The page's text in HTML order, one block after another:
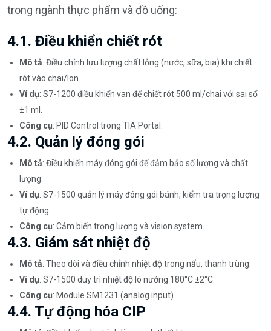
trong ngành thực phẩm và đồ uống:
4.1. Điều khiển chiết rót
Mô tả: Điều chỉnh lưu lượng chất lỏng (nước, sữa, bia) khi chiết
rót vào chai/lon.
Ví dụ: S7-1200 điều khiển van để chiết rót 500 ml/chai với sai số
±1 ml.
Công cụ: PID Control trong TIA Portal.
4.2. Quản lý đóng gói
Mô tả: Điều khiển máy đóng gói để đảm bảo số lượng và chất
lượng.
Ví dụ: S7-1500 quản lý máy đóng gói bánh, kiểm tra trọng lượng
tự động.
Công cụ: Cảm biến trọng lượng và vision system.
4.3. Giám sát nhiệt độ
Mô tả: Theo dõi và điều chỉnh nhiệt độ trong nấu, thanh trùng.
Ví dụ: S7-1500 duy trì nhiệt độ lò nướng 180°C ±2°C.
Công cụ: Module SM1231 (analog input).
4.4. Tự động hóa CIP